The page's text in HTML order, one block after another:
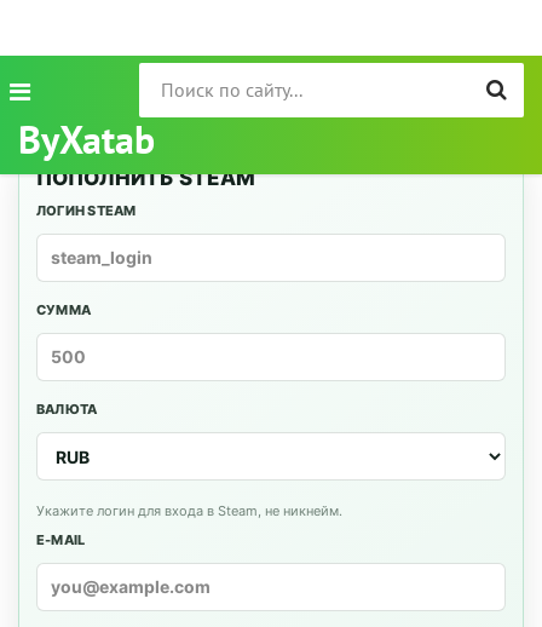
ByXatab
ПОПОЛНИТЬ STEAM
ЛОГИН STEAM
СУММА
ВАЛЮТА
Укажите логин для входа в Steam, не никнейм.
E-MAIL